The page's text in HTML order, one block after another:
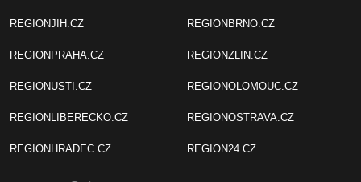
REGIONJIH.CZ
REGIONPRAHA.CZ
REGIONUSTI.CZ
REGIONLIBERECKO.CZ
REGIONHRADEC.CZ
REGIONBRNO.CZ
REGIONZLIN.CZ
REGIONOLOMOUC.CZ
REGIONOSTRAVA.CZ
REGION24.CZ